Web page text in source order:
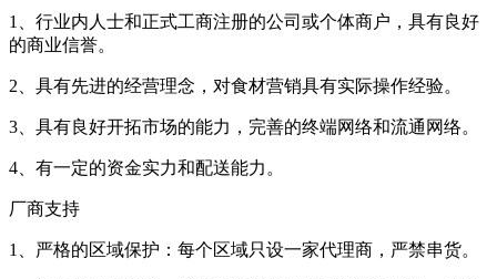
1、行业内人士和正式工商注册的公司或个体商户，具有良好
的商业信誉。
2、具有先进的经营理念，对食材营销具有实际操作经验。
3、具有良好开拓市场的能力，完善的终端网络和流通网络。
4、有一定的资金实力和配送能力。
厂商支持
1、严格的区域保护：每个区域只设一家代理商，严禁串货。